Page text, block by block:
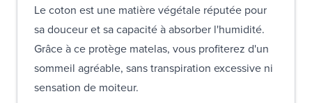
Le coton est une matière végétale réputée pour
sa douceur et sa capacité à absorber l'humidité.
Grâce à ce protège matelas, vous profiterez d'un
sommeil agréable, sans transpiration excessive ni
sensation de moiteur.